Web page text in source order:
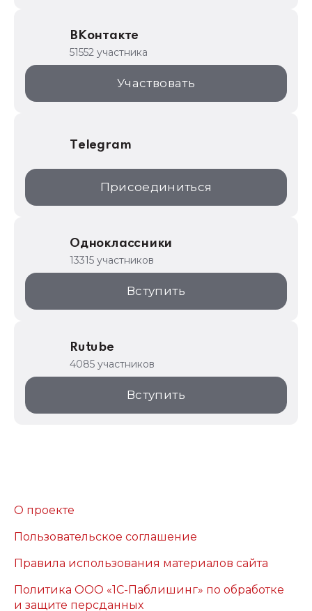
1С для торговли
1С:Торговая площадка
ВКонтакте
51552 участника
Участвовать
Telegram
Присоединиться
Одноклассники
13315 участников
Вступить
Rutube
4085 участников
Вступить
О проекте
Пользовательское соглашение
Правила использования материалов сайта
Политика ООО «1С-Паблишинг» по обработке
и защите персданных